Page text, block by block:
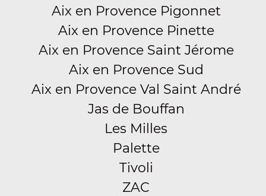
Aix en Provence Pigonnet
Aix en Provence Pinette
Aix en Provence Saint Jérome
Aix en Provence Sud
Aix en Provence Val Saint André
Jas de Bouffan
Les Milles
Palette
Tivoli
ZAC